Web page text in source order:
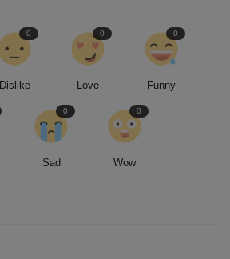
Dislike
0
Love
0
Funny
0
Sad
0
Wow
0